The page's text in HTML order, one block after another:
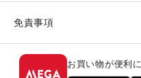
免責事項
お買い物が便利